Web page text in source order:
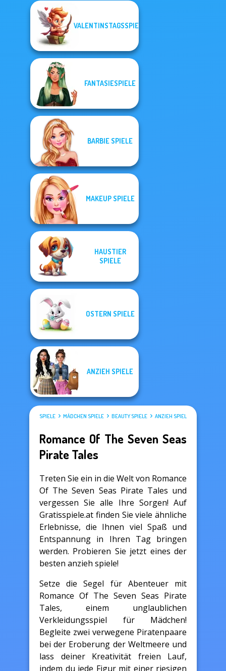
VALENTINSTAGSSPIELE
FANTASIESPIELE
BARBIE SPIELE
MAKEUP SPIELE
HAUSTIER
SPIELE
OSTERN SPIELE
ANZIEH SPIELE
SPIELE MÄDCHEN SPIELE BEAUTY SPIELE ANZIEH SPIELE
Romance Of The Seven Seas
Pirate Tales
Treten Sie ein in die Welt von Romance
Of The Seven Seas Pirate Tales und
vergessen Sie alle Ihre Sorgen! Auf
Gratisspiele.at finden Sie viele ähnliche
Erlebnisse, die Ihnen viel Spaß und
Entspannung in Ihren Tag bringen
werden. Probieren Sie jetzt eines der
besten anzieh spiele!
Setze die Segel für Abenteuer mit
Romance Of The Seven Seas Pirate
Tales, einem unglaublichen
Verkleidungsspiel für Mädchen!
Begleite zwei verwegene Piratenpaare
bei der Eroberung der Weltmeere und
lass deiner Kreativität freien Lauf,
indem du jede Figur mit einer riesigen